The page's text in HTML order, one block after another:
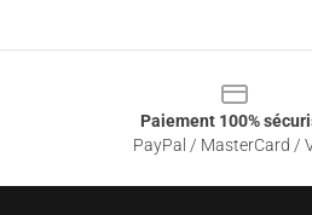
Paiement 100%
PayPal / MasterCard /